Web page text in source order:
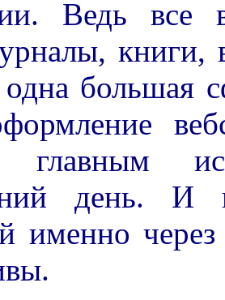
Ведь все
большая
главным
день. И
именно